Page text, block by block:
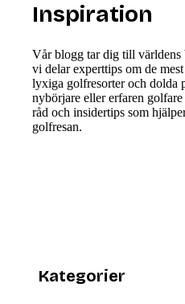
Inspiration
Vår blogg tar dig till världens
vi delar experttips om de
lyxiga golfresorter och dolda
nybörjare eller erfaren
råd och insidertips som
golfresan.
Kategorier